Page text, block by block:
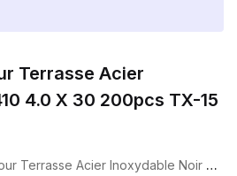
Terrasse Acier
4.0 X 30 200pcs TX-15
Acier Inoxydable Noir 410 4.0 X 30 200pcs TX-15